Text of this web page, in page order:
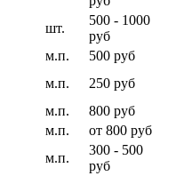
шт.
500 - 1000
руб
м.п.
500 руб
м.п.
250 руб
м.п.
800 руб
м.п.
от 800 руб
м.п.
300 - 500
руб